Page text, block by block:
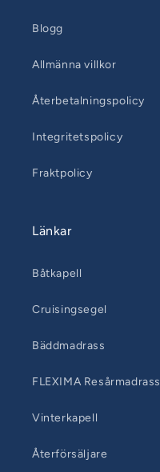
Blogg
Allmänna villkor
Återbetalningspolicy
Integritetspolicy
Fraktpolicy
Länkar
Båtkapell
Cruisingsegel
Bäddmadrass
FLEXIMA Resårmadrass
Vinterkapell
Återförsäljare